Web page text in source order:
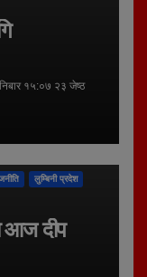
१५:०७ २३ जेष्ठ
लुम्बिनी प्रदेश
आज दीप